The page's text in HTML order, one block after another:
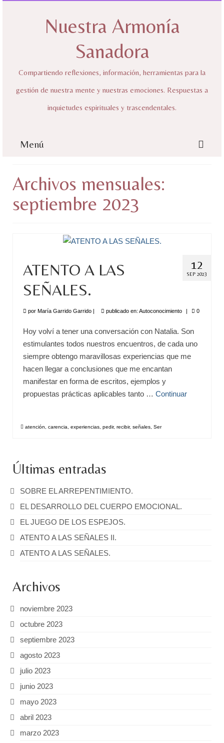
Nuestra Armonía
Sanadora
Compartiendo reflexiones, información, herramientas para la
gestión de nuestra mente y nuestras emociones. Respuestas a
inquietudes espirituales y trascendentales.
Menú
Sobre mí
Nuestra Armonía Sanadora
Escuela de Consciencia
El Universo de María
Videos
Eventos
Psicología y Osteopatía
El telón de la muerte
Contacto
Archivos mensuales:
septiembre 2023
12
SEP 2023
ATENTO A LAS
SEÑALES.
por María Garrido Garrido | publicado en: Autoconocimiento | 0
Hoy volví a tener una conversación con Natalia. Son
estimulantes todos nuestros encuentros, de cada uno
siempre obtengo maravillosas experiencias que me
hacen llegar a conclusiones que me encantan
manifestar en forma de escritos, ejemplos y
propuestas prácticas aplicables tanto … Continuar
atención carencia experiencias pedir, recibir, señales Ser
Últimas entradas
SOBRE EL ARREPENTIMIENTO.
EL DESARROLLO DEL CUERPO EMOCIONAL.
EL JUEGO DE LOS ESPEJOS.
ATENTO A LAS SEÑALES II.
ATENTO A LAS SEÑALES.
Archivos
noviembre 2023
octubre 2023
septiembre 2023
agosto 2023
julio 2023
junio 2023
mayo 2023
abril 2023
marzo 2023